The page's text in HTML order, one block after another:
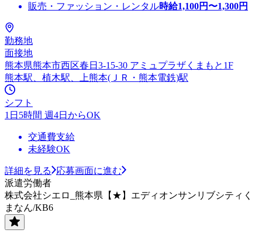
販売・ファッション・レンタル時給1,100円〜1,300円
勤務地
面接地
熊本県熊本市西区春日3-15-30 アミュプラザくまもと1F
熊本駅、植木駅、上熊本(ＪＲ・熊本電鉄)駅
シフト
1日5時間 週4日からOK
交通費支給
未経験OK
詳細を見る
応募画面に進む
派遣労働者
株式会社シエロ_熊本県【★】エディオンサンリブシティく
まなん/KB6